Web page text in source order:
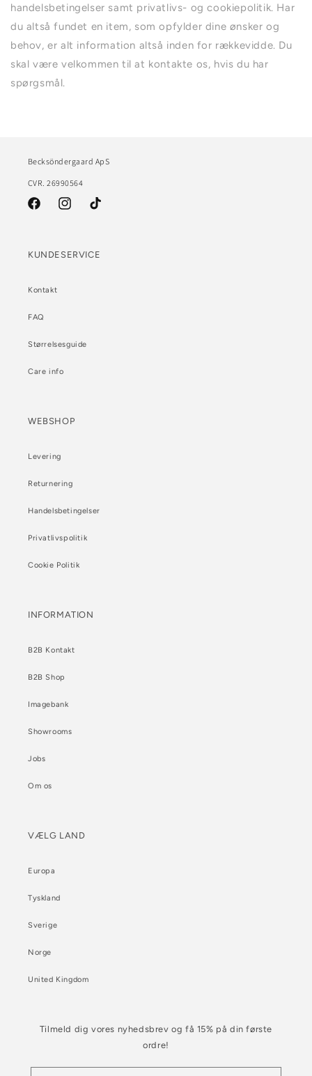
handelsbetingelser samt privatlivs- og cookiepolitik. Har
du altså fundet en item, som opfylder dine ønsker og
behov, er alt information altså inden for rækkevidde. Du
skal være velkommen til at kontakte os, hvis du har
spørgsmål.
Becksöndergaard ApS
CVR. 26990564
FacebookInstagramTikTok
KUNDESERVICE
Kontakt
FAQ
Størrelsesguide
Care info
WEBSHOP
Levering
Returnering
Handelsbetingelser
Privatlivspolitik
Cookie Politik
INFORMATION
B2B Kontakt
B2B Shop
Imagebank
Showrooms
Jobs
Om os
VÆLG LAND
Europa
Tyskland
Sverige
Norge
United Kingdom
Tilmeld dig vores nyhedsbrev og få 15% på din første
ordre!